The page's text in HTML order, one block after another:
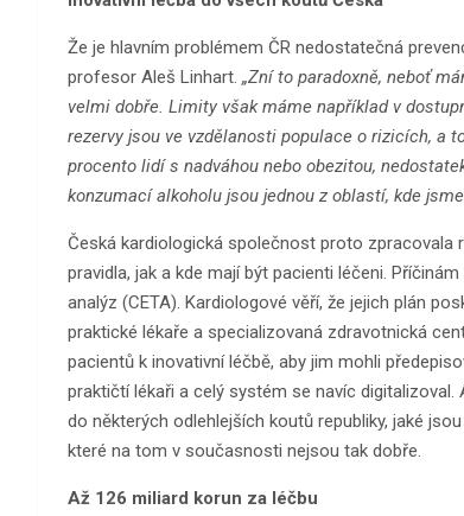
Že je hlavním problémem ČR nedostatečná
profesor Aleš Linhart. „Zní to paradoxně, neboť
velmi dobře. Limity však máme například v
rezervy jsou ve vzdělanosti populace o rizicích, a
procento lidí s nadváhou nebo obezitou,
konzumací alkoholu jsou jednou z oblastí, kde
Česká kardiologická společnost proto zpracovala
pravidla, jak a kde mají být pacienti léčeni.
analýz (CETA). Kardiologové věří, že jejich plán
praktické lékaře a specializovaná zdravotnická
pacientů k inovativní léčbě, aby jim mohli
praktičtí lékaři a celý systém se navíc
do některých odlehlejších koutů republiky, jaké
které na tom v současnosti nejsou tak dobře.
Až 126 miliard korun za léčbu